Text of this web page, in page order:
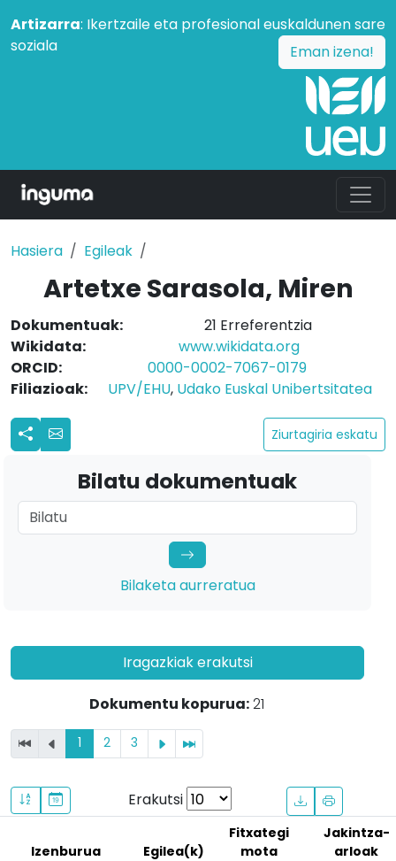
Artizarra: Ikertzaile eta profesional euskaldunen sare
soziala
Eman izena!
Hasiera Egileak
Artetxe Sarasola, Miren
Dokumentuak:
21 Erreferentzia
Wikidata:
www.wikidata.org
ORCID:
0000-0002-7067-0179
Filiazioak:
UPV/EHU, Udako Euskal Unibertsitatea
Ziurtagiria eskatu
Bilatu dokumentuak
Bilaketa aurreratua
Iragazkiak erakutsi
Dokumentu kopurua:21
1 2 3
Erakutsi
Izenburua Egilea(k)
Fitxategi
mota
Jakintza-
arloak